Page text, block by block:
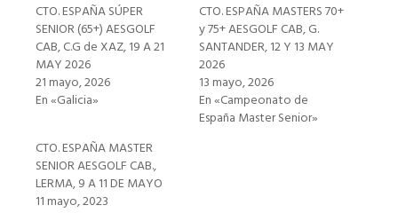
CTO. ESPAÑA SÚPER
SENIOR (65+) AESGOLF
CAB, C.G de XAZ, 19 A 21
MAY 2026
21 mayo, 2026
En «Galicia»
CTO. ESPAÑA MASTERS 70+
y 75+ AESGOLF CAB, G.
SANTANDER, 12 Y 13 MAY
2026
13 mayo, 2026
En «Campeonato de
España Master Senior»
CTO. ESPAÑA MASTER
SENIOR AESGOLF CAB.,
LERMA, 9 A 11 DE MAYO
11 mayo, 2023